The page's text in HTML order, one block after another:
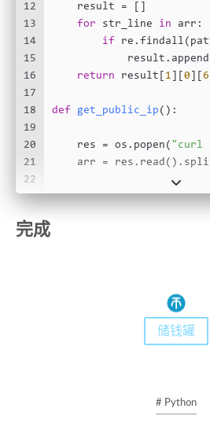
12
13
14
15
16
17
18
19
20
21
22
25
    result = []
for str_line in arr:
if
return result[ 1 0 6
def get_public_ip ():
    res = os.popen(
"curl
arr =
完成
储钱罐
# Python